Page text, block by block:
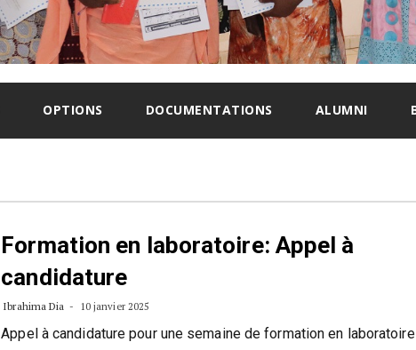
OPTIONS DOCUMENTATIONS ALUMNI
Formation en laboratoire: Appel à
candidature
Ibrahima Dia 10 janvier 2025
Appel à candidature pour une semaine de formation en